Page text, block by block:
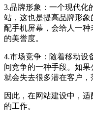
3.品牌形象：一个现代化
站，这也是提高品牌形
配手机屏幕，会给人一
的美誉度。
4.市场竞争：随着移动设
间竞争的一种手段。如
就会失去很多潜在客户，
因此，在网站建设中，
的工作。